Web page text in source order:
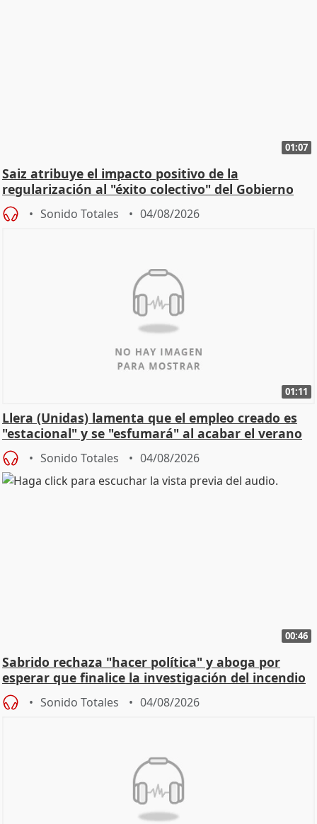
01:07
Saiz atribuye el impacto positivo de la
regularización al "éxito colectivo" del Gobierno
Sonido Totales 04/08/2026
01:11
Llera (Unidas) lamenta que el empleo creado es
"estacional" y se "esfumará" al acabar el verano
Sonido Totales 04/08/2026
00:46
Sabrido rechaza "hacer política" y aboga por
esperar que finalice la investigación del incendio
Sonido Totales 04/08/2026